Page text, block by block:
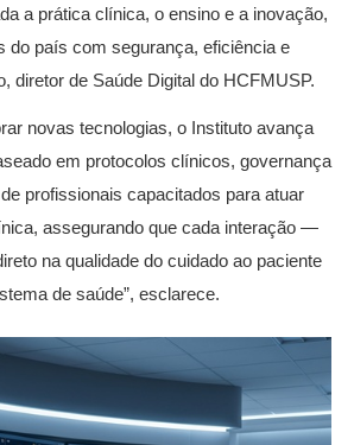
a prática clínica, o ensino e a inovação,
do país com segurança, eficiência e
diretor de Saúde Digital do HCFMUSP.
novas tecnologias, o Instituto avança
em protocolos clínicos, governança
profissionais capacitados para atuar
assegurando que cada interação —
na qualidade do cuidado ao paciente
de saúde”, esclarece.